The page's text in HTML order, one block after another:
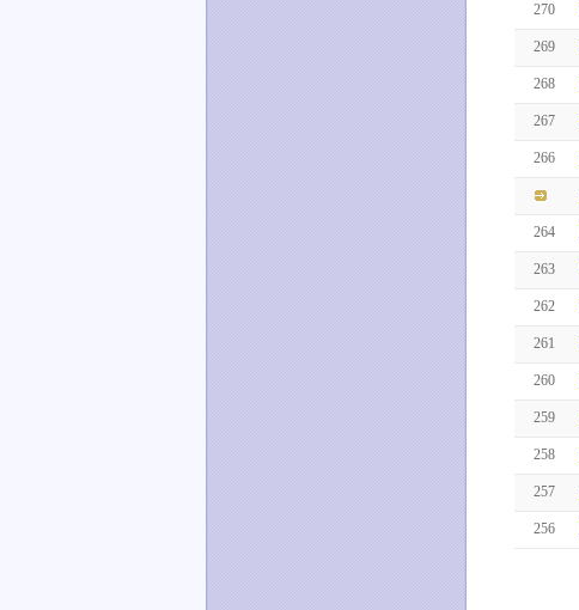
270
269
268
267
266
264
263
262
261
260
259
258
257
256